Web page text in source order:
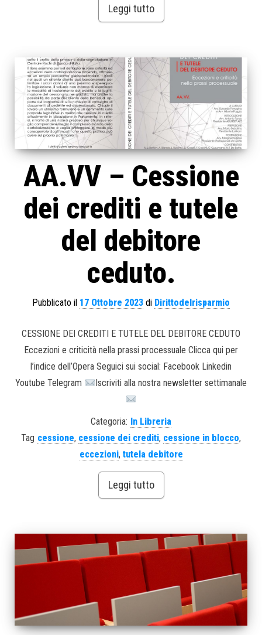
Leggi tutto
AA.VV – Cessione
dei crediti e tutele
del debitore
ceduto.
Pubblicato il 17 Ottobre 2023 di Dirittodelrisparmio
CESSIONE DEI CREDITI E TUTELE DEL DEBITORE CEDUTO
Eccezioni e criticità nella prassi processuale Clicca qui per
l’indice dell’Opera Seguici sui social: Facebook Linkedin
Youtube Telegram
Iscriviti alla nostra newsletter settimanale
Categoria: In Libreria
Tag cessione, cessione dei crediti, cessione in blocco,
eccezioni, tutela debitore
Leggi tutto